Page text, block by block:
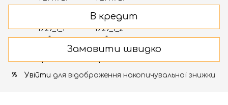
В кредит
Замовити швидко
% Увійти для відображення накопичувальної знижки